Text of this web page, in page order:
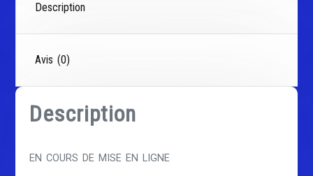
Description
Avis (0)
Description
EN COURS DE MISE EN LIGNE